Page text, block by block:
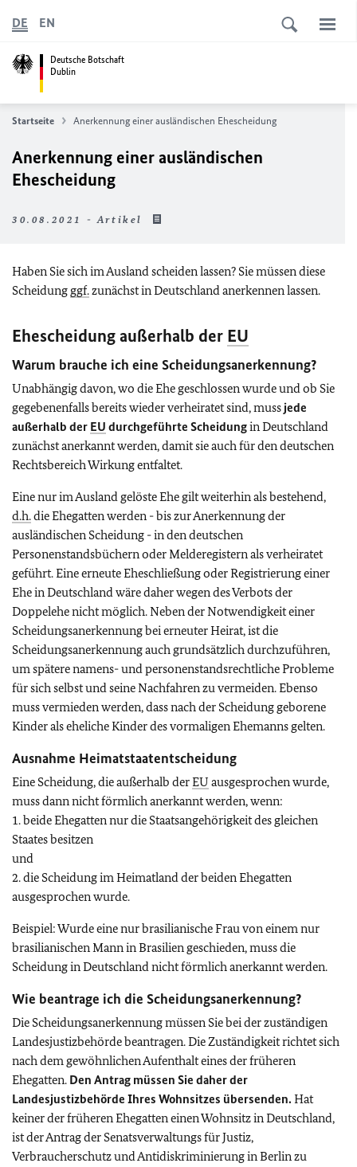
Deutsche Botschaft
Dublin
DE EN
Startseite Anerkennung einer ausländischen Ehescheidung
Anerkennung einer ausländischen
Ehescheidung
30.08.2021 - Artikel
Haben Sie sich im Ausland scheiden lassen? Sie müssen diese
Scheidung ggf.zunächst in Deutschland anerkennen lassen.
Ehescheidung außerhalb der EU
Warum brauche ich eine Scheidungsanerkennung?
Unabhängig davon, wo die Ehe geschlossen wurde und ob Sie
gegebenenfalls bereits wieder verheiratet sind, muss jede
außerhalb der EU durchgeführte Scheidungin Deutschland
zunächst anerkannt werden, damit sie auch für den deutschen
Rechtsbereich Wirkung entfaltet.
Eine nur im Ausland gelöste Ehe gilt weiterhin als bestehend,
d.h.die Ehegatten werden - bis zur Anerkennung der
ausländischen Scheidung - in den deutschen
Personenstandsbüchern oder Melderegistern als verheiratet
geführt. Eine erneute Eheschließung oder Registrierung einer
Ehe in Deutschland wäre daher wegen des Verbots der
Doppelehe nicht möglich. Neben der Notwendigkeit einer
Scheidungsanerkennung bei erneuter Heirat, ist die
Scheidungsanerkennung auch grundsätzlich durchzuführen,
um spätere namens- und personenstandsrechtliche Probleme
für sich selbst und seine Nachfahren zu vermeiden. Ebenso
muss vermieden werden, dass nach der Scheidung geborene
Kinder als eheliche Kinder des vormaligen Ehemanns gelten.
Ausnahme Heimatstaatentscheidung
Eine Scheidung, die außerhalb derEU ausgesprochen wurde,
muss dann nicht förmlich anerkannt werden, wenn:
1. beide Ehegatten nur die Staatsangehörigkeit des gleichen
Staates besitzen
und
2. die Scheidung im Heimatland der beiden Ehegatten
ausgesprochen wurde.
Beispiel: Wurde eine nur brasilianische Frau von einem nur
brasilianischen Mann in Brasilien geschieden, muss die
Scheidung in Deutschland nicht förmlich anerkannt werden.
Wie beantrage ich die Scheidungsanerkennung?
Die Scheidungsanerkennung müssen Sie bei der zuständigen
Landesjustizbehörde beantragen. Die Zuständigkeit richtet sich
nach dem gewöhnlichen Aufenthalt eines der früheren
Ehegatten. Den Antrag müssen Sie daher der
Landesjustizbehörde Ihres Wohnsitzes übersenden. Hat
keiner der früheren Ehegatten einen Wohnsitz in Deutschland,
ist der Antrag der Senatsverwaltungs für Justiz,
Verbraucherschutz und Antidiskriminierung in Berlin zu